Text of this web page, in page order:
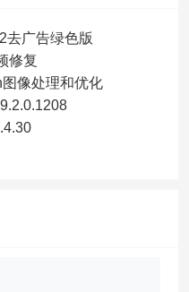
去广告绿色版
修复
像处理和优化